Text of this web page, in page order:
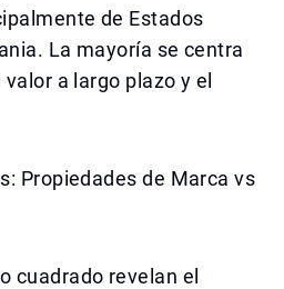
de Estados
La mayoría se centra
a largo plazo y el
Propiedades de Marca vs
cuadrado revelan el